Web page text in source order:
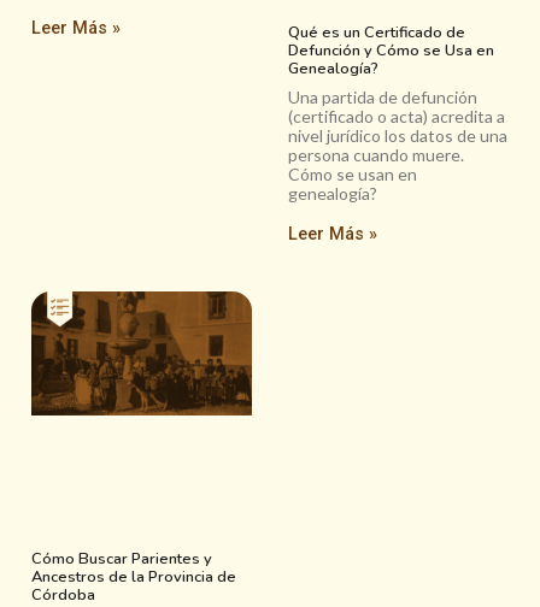
Leer Más »
Qué es un Certificado de
Defunción y Cómo se Usa en
Genealogía?
Una partida de defunción
(certificado o acta) acredita a
nivel jurídico los datos de una
persona cuando muere.
Cómo se usan en
genealogía?
Leer Más »
Cómo Buscar Parientes y
Ancestros de la Provincia de
Córdoba